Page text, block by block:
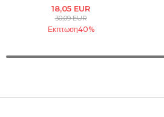
18,05 EUR
30,09EUR
Εκπτωση40%